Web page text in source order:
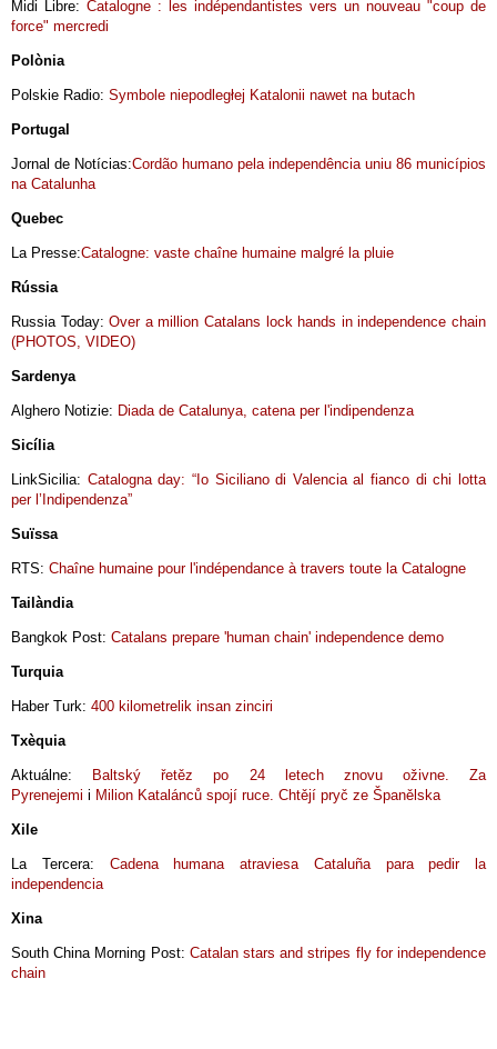
Midi Libre: Catalogne : les indépendantistes vers un nouveau "coup de
force" mercredi
Polònia
Polskie Radio: Symbole niepodległej Katalonii nawet na butach
Portugal
Jornal de Notícias:Cordão humano pela independência uniu 86 municípios
na Catalunha
Quebec
La Presse:Catalogne: vaste chaîne humaine malgré la pluie
Rússia
Russia Today:Over a million Catalans lock hands in independence chain
(PHOTOS, VIDEO)
Sardenya
Alghero Notizie: Diada de Catalunya, catena per l'indipendenza
Sicília
LinkSicilia: Catalogna day: “Io Siciliano di Valencia al fianco di chi lotta
per l’Indipendenza”
Suïssa
RTS: Chaîne humaine pour l'indépendance à travers toute la Catalogne
Tailàndia
Bangkok Post: Catalans prepare 'human chain' independence demo
Turquia
Haber Turk: 400 kilometrelik insan zinciri
Txèquia
Aktuálne:
Baltský řetěz po 24 letech znovu oživne. Za
Pyrenejemi i Milion Katalánců spojí ruce. Chtějí pryč ze Španělska
Xile
La Tercera: Cadena humana atraviesa Cataluña para pedir la
independencia
Xina
South China Morning Post: Catalan stars and stripes fly for independence
chain